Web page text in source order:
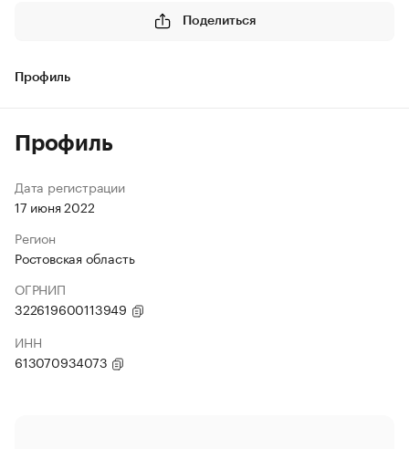
Поделиться
Профиль
Профиль
Дата регистрации
17 июня 2022
Регион
Ростовская область
ОГРНИП
322619600113949
ИНН
613070934073